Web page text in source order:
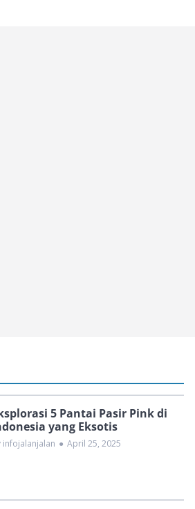
5 Pantai Pasir Pink di
yang Eksotis
infojalanjalan ● April 25, 2025